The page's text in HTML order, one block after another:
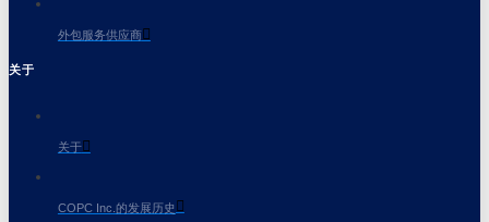
外包服务供应商
关于
关于
COPC Inc.的发展历史